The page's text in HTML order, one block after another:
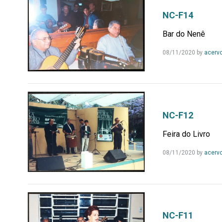
NC-F14
Bar do Nenê
08/11/2020 by
NC-F12
Feira do Livro
08/11/2020 by
NC-F11